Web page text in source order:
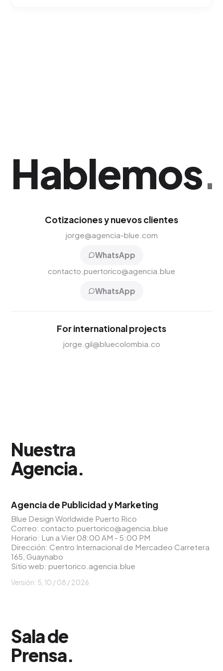
Hablemos.
Cotizaciones y nuevos clientes
jorge@agencia-blue.com
WhatsApp
contacto.puertorico@agencia.blue
WhatsApp
For international projects
jorge.gil@bluecolombia.co
Nuestra
Agencia.
Agencia de Publicidad y Marketing
Blue Design Worldwide Puerto Rico
Correo: contacto.puertorico@agencia.blue
Horario: Lun a Vier 08:00 AM - 5:00 PM
Dirección: Centro Internacional de Mercadeo Carretera
165, Guaynabo
Sitio web:puertorico.agencia.blue
Versión: 5, 10 / 08 / 2026
Sala de
Prensa.